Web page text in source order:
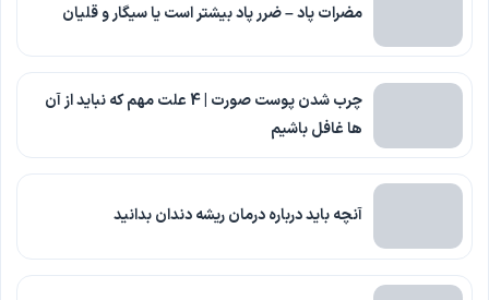
مضرات پاد – ضرر پاد بیشتر است یا سیگار و قلیان
چرب شدن پوست صورت | 4 علت مهم که نباید از آن
ها غافل باشیم
آنچه باید درباره درمان ریشه دندان بدانید